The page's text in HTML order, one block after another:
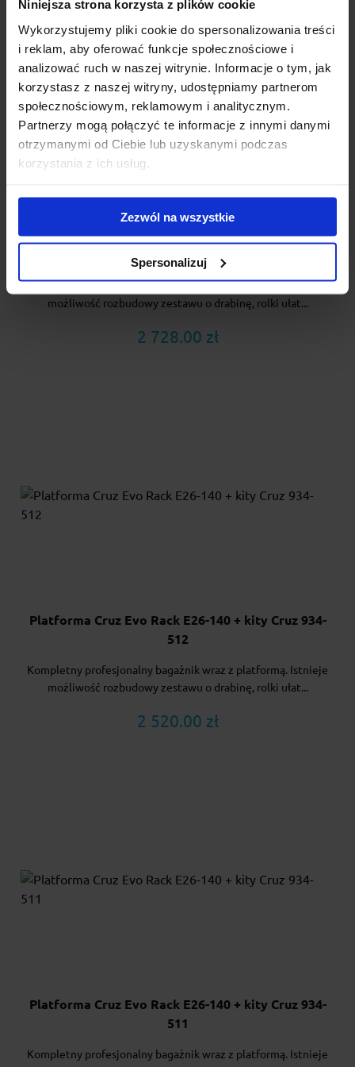
Niniejsza strona korzysta z plików cookie
Wykorzystujemy pliki cookie do spersonalizowania treści
i reklam, aby oferować funkcje społecznościowe i
analizować ruch w naszej witrynie. Informacje o tym, jak
korzystasz z naszej witryny, udostępniamy partnerom
społecznościowym, reklamowym i analitycznym.
Partnerzy mogą połączyć te informacje z innymi danymi
otrzymanymi od Ciebie lub uzyskanymi podczas
korzystania z ich usług.
Zezwól na wszystkie
Spersonalizuj
Platforma Cruz Evo Rack E30-158 + kity cruz 934-
406
Kompletny profesjonalny bagażnik wraz z platformą. Istnieje
możliwość rozbudowy zestawu o drabinę, rolki ułat...
2 728.00 zł
Platforma Cruz Evo Rack E26-140 + kity Cruz 934-
512
Kompletny profesjonalny bagażnik wraz z platformą. Istnieje
możliwość rozbudowy zestawu o drabinę, rolki ułat...
2 520.00 zł
Platforma Cruz Evo Rack E26-140 + kity Cruz 934-
511
Kompletny profesjonalny bagażnik wraz z platformą. Istnieje